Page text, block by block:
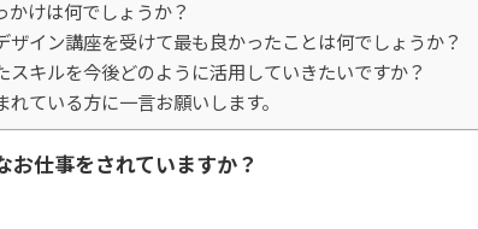
かけは何でしょうか？
ザイン講座を受けて最も良かったことは何でしょうか？
スキルを今後どのように活用していきたいですか？
れている方に一言お願いします。
お仕事をされていますか？